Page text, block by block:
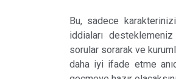
Bu, sadece
iddiaları
sorular sorarak ve
daha iyi ifade etme